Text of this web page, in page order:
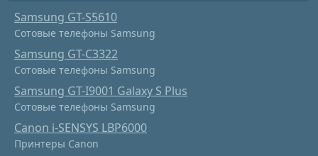
Samsung GT-S5610
Сотовые телефоны Samsung
Samsung GT-C3322
Сотовые телефоны Samsung
Samsung GT-I9001 Galaxy S Plus
Сотовые телефоны Samsung
Canon i-SENSYS LBP6000
Принтеры Canon